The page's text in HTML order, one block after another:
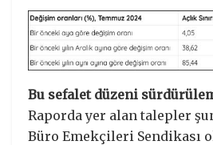
Bu sefalet düzeni
Raporda yer alan talepler
Büro Emekçileri Sendikası